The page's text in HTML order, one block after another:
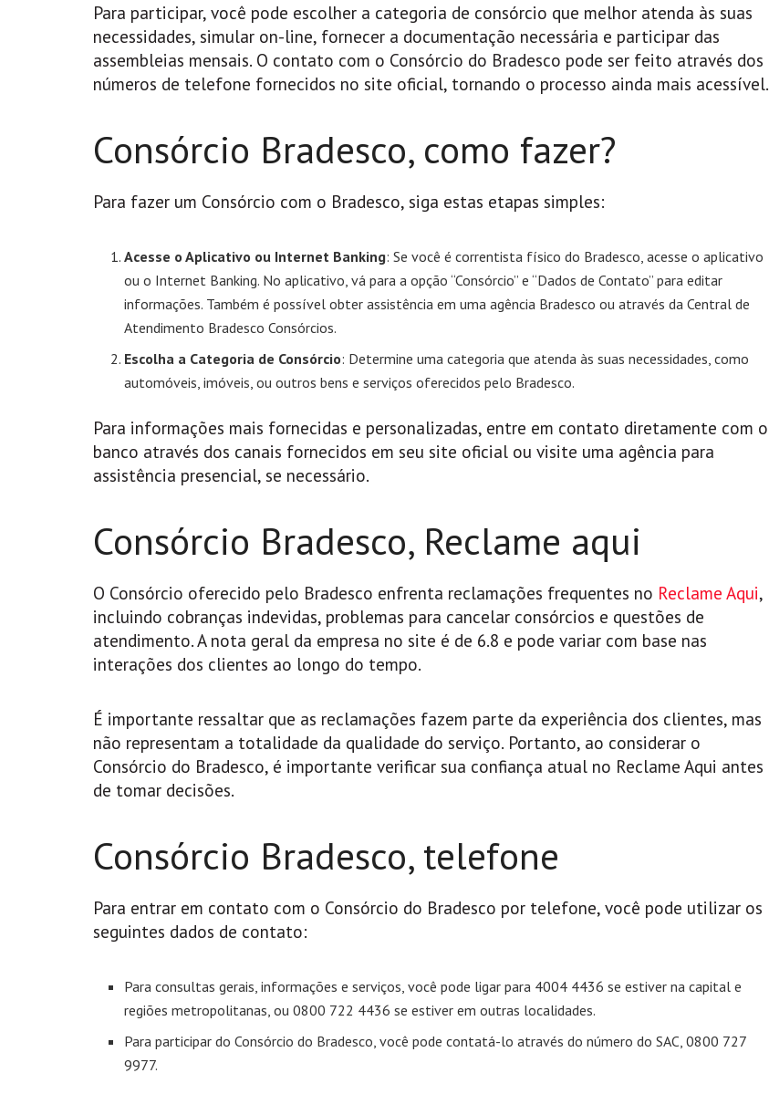
Para participar, você pode escolher a categoria de consórcio que melhor atenda às suas
necessidades, simular on-line, fornecer a documentação necessária e participar das
assembleias mensais. O contato com o Consórcio do Bradesco pode ser feito através dos
números de telefone fornecidos no site oficial, tornando o processo ainda mais acessível.
Consórcio Bradesco, como fazer?
Para fazer um Consórcio com o Bradesco, siga estas etapas simples:
Acesse o Aplicativo ou Internet Banking: Se você é correntista físico do Bradesco, acesse o aplicativo
ou o Internet Banking. No aplicativo, vá para a opção “Consórcio” e “Dados de Contato” para editar
informações. Também é possível obter assistência em uma agência Bradesco ou através da Central de
Atendimento Bradesco Consórcios.
Escolha a Categoria de Consórcio: Determine uma categoria que atenda às suas necessidades, como
automóveis, imóveis, ou outros bens e serviços oferecidos pelo Bradesco.
Para informações mais fornecidas e personalizadas, entre em contato diretamente com o
banco através dos canais fornecidos em seu site oficial ou visite uma agência para
assistência presencial, se necessário.
Consórcio Bradesco, Reclame aqui
O Consórcio oferecido pelo Bradesco enfrenta reclamações frequentes no Reclame Aqui,
incluindo cobranças indevidas, problemas para cancelar consórcios e questões de
atendimento. A nota geral da empresa no site é de 6.8 e pode variar com base nas
interações dos clientes ao longo do tempo.
É importante ressaltar que as reclamações fazem parte da experiência dos clientes, mas
não representam a totalidade da qualidade do serviço. Portanto, ao considerar o
Consórcio do Bradesco, é importante verificar sua confiança atual no Reclame Aqui antes
de tomar decisões.
Consórcio Bradesco, telefone
Para entrar em contato com o Consórcio do Bradesco por telefone, você pode utilizar os
seguintes dados de contato:
Para consultas gerais, informações e serviços, você pode ligar para 4004 4436 se estiver na capital e
regiões metropolitanas, ou 0800 722 4436 se estiver em outras localidades.
Para participar do Consórcio do Bradesco, você pode contatá-lo através do número do SAC, 0800 727
9977.